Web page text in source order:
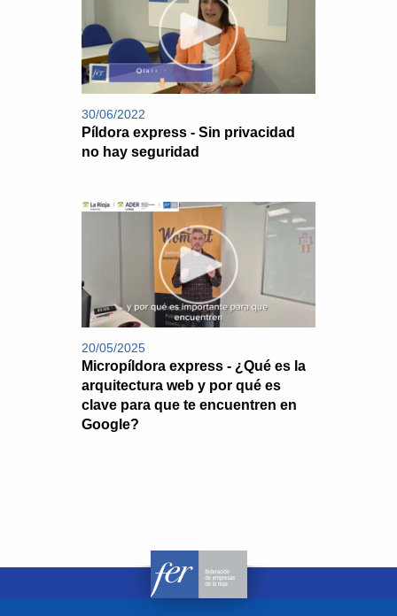
30/06/2022
Píldora express - Sin privacidad
no hay seguridad
20/05/2025
Micropíldora express - ¿Qué es la
arquitectura web y por qué es
clave para que te encuentren en
Google?